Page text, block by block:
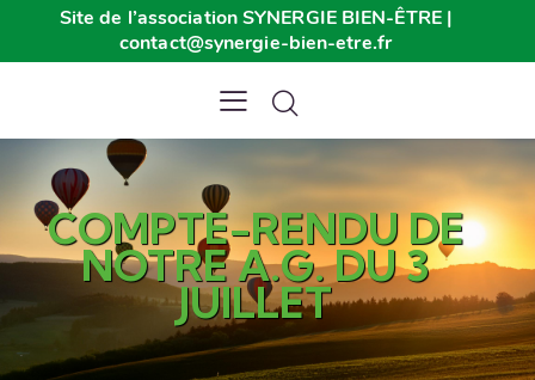
Site de l’association SYNERGIE BIEN-ÊTRE |
contact@synergie-bien-etre.fr
COMPTE-RENDU DE
NOTRE A.G. DU 3
JUILLET